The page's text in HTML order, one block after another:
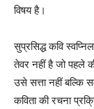
विषय है।
सुप्रसिद्ध कवि
तेवर नहीं है जो पहले
उसे सत्ता नहीं बल्कि
कविता की रचना